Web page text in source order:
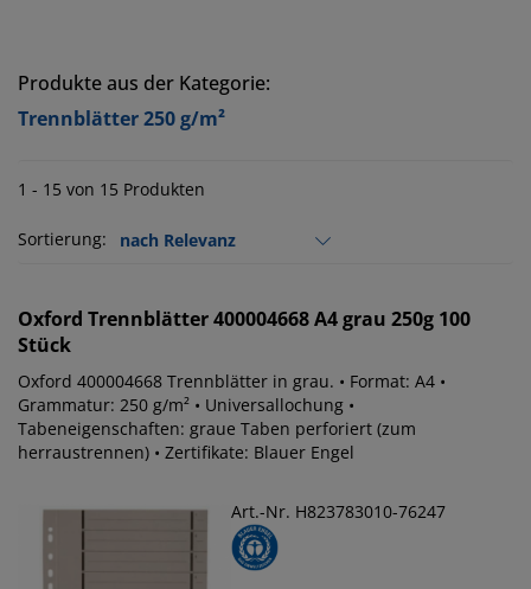
Produkte aus der Kategorie:
Trennblätter 250 g/m²
1 - 15 von 15 Produkten
Sortierung:
Oxford Trennblätter 400004668 A4 grau 250g 100
Stück
Oxford 400004668 Trennblätter in grau. • Format: A4 •
Grammatur: 250 g/m² • Universallochung •
Tabeneigenschaften: graue Taben perforiert (zum
herraustrennen) • Zertifikate: Blauer Engel
Art.-Nr. H823783010-76247